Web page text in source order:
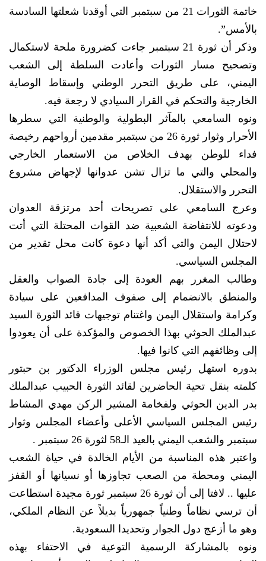
خاتمة الثورات 21 من سبتمبر التي أوقدنا شعلتها السادسة
بالأمس”.
وذكر أن ثورة 21 سبتمبر جاءت كضرورة ملحة لاستكمال
وتصحيح مسار الثورات وأعادت السلطة إلى الشعب
اليمني، على طريق التحرر الوطني وإسقاط الوصاية
الخارجية والتحكم في القرار السيادي لا رجعة فيه.
ونوه السامعي بالمآثر البطولية والوطنية التي سطرها
الأحرار وثوار ثورة 26 من سبتمبر مقدمين أرواحهم رخيصة
فداء للوطن بهدف الخلاص من الاستعمار الخارجي
والمحلي والتي ما تزال تشن عدوانها لإجهاض مشروع
التحرر والاستقلال.
وعرج السامعي على تصريحات أحد مرتزقة العدوان
ودعوته للانتفاضة الشعبية ضد القوات المحتلة التي أتت
لاحتلال اليمن والتي أكد أنها دعوة كانت محل تقدير من
المجلس السياسي.
وطالب المغرر بهم العودة إلى جادة الصواب والعقل
والمنطق بالانضمام إلى صفوف المدافعين على سيادة
وكرامة واستقلال اليمن واغتنام توجيهات قائد الثورة السيد
عبدالملك الحوثي بهذا الخصوص والمؤكدة على أن يعودوا
إلى وظائفهم التي كانوا فيها.
بدوره استهل رئيس مجلس الوزراء الدكتور بن حبتور
كلمته بنقل تحية الحاضرين لقائد الثورة الحبيب عبدالملك
بدر الدين الحوثي ولفخامة المشير الركن مهدي المشاط
رئيس المجلس السياسي الأعلى وأعضاء المجلس وثوار
سبتمبر والشعب اليمني بالعيد الـ58 لثورة 26 سبتمبر .
واعتبر هذه المناسبة من الأيام الخالدة في حياة الشعب
اليمني ومحطة من الصعب تجاوزها أو نسيانها أو القفز
عليها .. لافتا إلى أن ثورة 26 سبتمبر ثورة مجيدة استطاعت
أن ترسي نظاماً وطنياً جمهورياً بديلاً عن النظام الملكي،
وهو ما أزعج دول الجوار وتحديدا السعودية.
ونوه بالمشاركة الرسمية التوعية في الاحتفاء بهذه